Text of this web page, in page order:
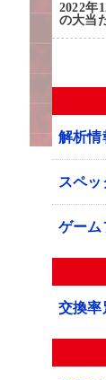
2022年
の大当
解析情
スペ
ゲーム
交換率